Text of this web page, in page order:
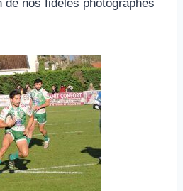
de nos fidèles photographes